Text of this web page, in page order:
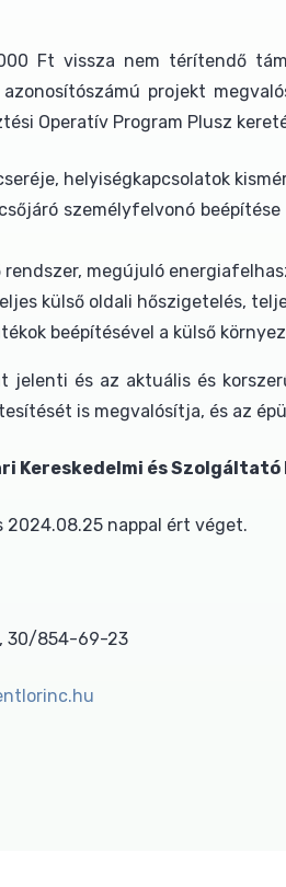
Ft vissza nem térítendő
azonosítószámú projekt
Operatív Program Plusz
helyiségkapcsolatok
személyfelvonó
megújuló
külső oldali hőszigetelés,
beépítésével a külső
és az aktuális és
is megvalósítja, és az
Kereskedelmi és
2024.08.25 nappal ért véget.
, 30/854-69-23